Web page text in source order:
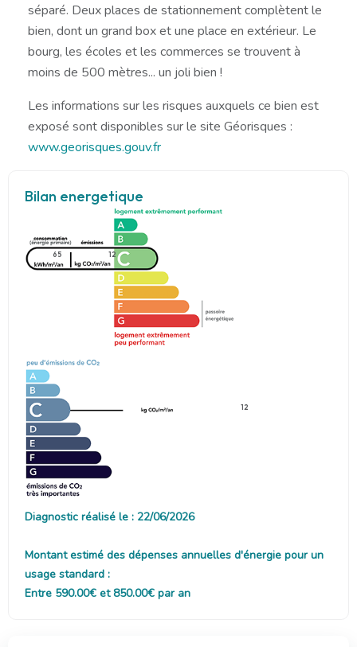
séparé. Deux places de stationnement complètent le
bien, dont un grand box et une place en extérieur. Le
bourg, les écoles et les commerces se trouvent à
moins de 500 mètres... un joli bien !
Les informations sur les risques auxquels ce bien est
exposé sont disponibles sur le site Géorisques :
www.georisques.gouv.fr
Bilan energetique
65 12
12
Diagnostic réalisé le : 22/06/2026
Montant estimé des dépenses annuelles d'énergie pour un
usage standard :
Entre 590.00€ et 850.00€ par an